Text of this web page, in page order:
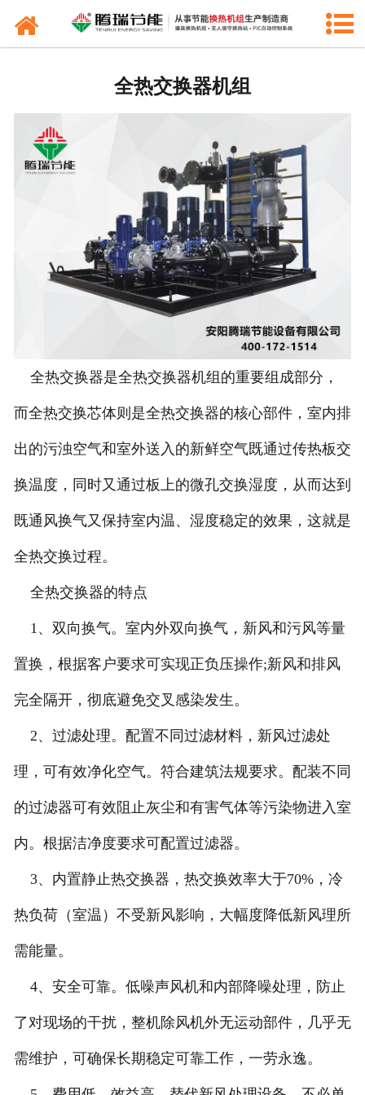
网站首页
行业动态
全热交换器机组
全热交换器是全热交换器机组的重要组成部分，
而全热交换芯体则是全热交换器的核心部件，室内排
出的污浊空气和室外送入的新鲜空气既通过传热板交
换温度，同时又通过板上的微孔交换湿度，从而达到
既通风换气又保持室内温、湿度稳定的效果，这就是
全热交换过程。
全热交换器的特点
1、双向换气。室内外双向换气，新风和污风等量
置换，根据客户要求可实现正负压操作;新风和排风
完全隔开，彻底避免交叉感染发生。
2、过滤处理。配置不同过滤材料，新风过滤处
理，可有效净化空气。符合建筑法规要求。配装不同
的过滤器可有效阻止灰尘和有害气体等污染物进入室
内。根据洁净度要求可配置过滤器。
3、内置静止热交换器，热交换效率大于70%，冷
热负荷（室温）不受新风影响，大幅度降低新风理所
需能量。
4、安全可靠。低噪声风机和内部降噪处理，防止
了对现场的干扰，整机除风机外无运动部件，几乎无
需维护，可确保长期稳定可靠工作，一劳永逸。